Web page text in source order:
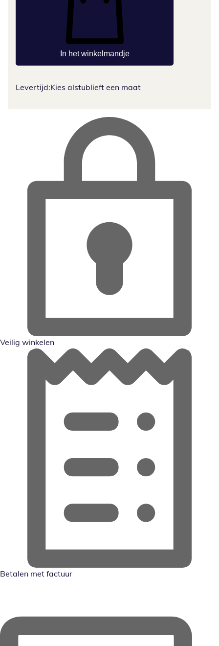
In het winkelmandje
Levertijd:Kies alstublieft een maat
Veilig winkelen
Betalen met factuur